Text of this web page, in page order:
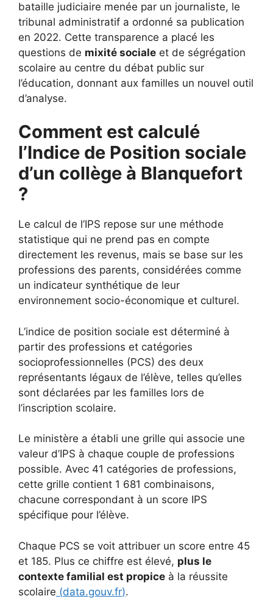
bataille judiciaire menée par un journaliste, le
tribunal administratif a ordonné sa publication
en 2022. Cette transparence a placé les
questions de mixité sociale et de ségrégation
scolaire au centre du débat public sur
l’éducation, donnant aux familles un nouvel outil
d’analyse.
Comment est calculé
l’Indice de Position sociale
d’un collège à Blanquefort
?
Le calcul de l’IPS repose sur une méthode
statistique qui ne prend pas en compte
directement les revenus, mais se base sur les
professions des parents, considérées comme
un indicateur synthétique de leur
environnement socio-économique et culturel.
L’indice de position sociale est déterminé à
partir des professions et catégories
socioprofessionnelles (PCS) des deux
représentants légaux de l’élève, telles qu’elles
sont déclarées par les familles lors de
l’inscription scolaire.
Le ministère a établi une grille qui associe une
valeur d’IPS à chaque couple de professions
possible. Avec 41 catégories de professions,
cette grille contient 1 681 combinaisons,
chacune correspondant à un score IPS
spécifique pour l’élève.
Chaque PCS se voit attribuer un score entre 45
et 185. Plus ce chiffre est élevé, plus le
contexte familial est propice à la réussite
scolaire (data.gouv.fr).